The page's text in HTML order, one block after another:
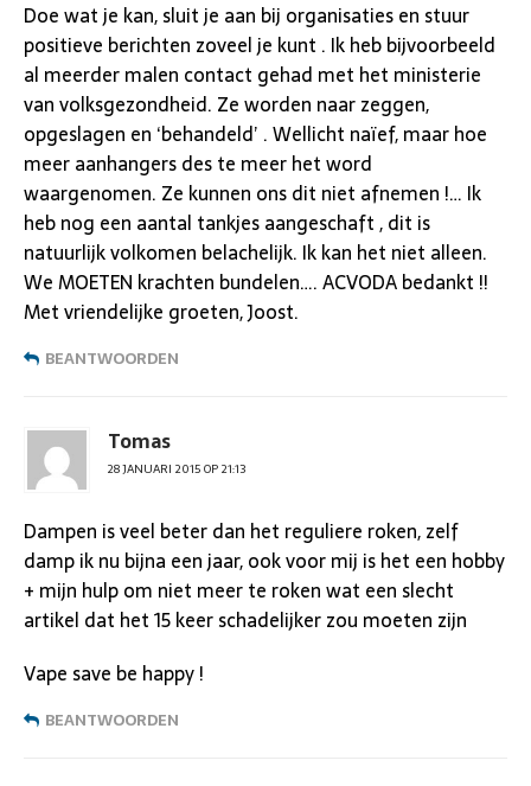
Doe wat je kan, sluit je aan bij organisaties en stuur
positieve berichten zoveel je kunt . Ik heb bijvoorbeeld
al meerder malen contact gehad met het ministerie
van volksgezondheid. Ze worden naar zeggen,
opgeslagen en ‘behandeld’ . Wellicht naïef, maar hoe
meer aanhangers des te meer het word
waargenomen. Ze kunnen ons dit niet afnemen !… Ik
heb nog een aantal tankjes aangeschaft , dit is
natuurlijk volkomen belachelijk. Ik kan het niet alleen.
We MOETEN krachten bundelen…. ACVODA bedankt !!
Met vriendelijke groeten, Joost.
BEANTWOORDEN
Tomas
28 JANUARI 2015 OP 21:13
Dampen is veel beter dan het reguliere roken, zelf
damp ik nu bijna een jaar, ook voor mij is het een hobby
+ mijn hulp om niet meer te roken wat een slecht
artikel dat het 15 keer schadelijker zou moeten zijn
Vape save be happy !
BEANTWOORDEN